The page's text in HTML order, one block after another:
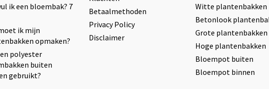
ik een bloembak? 7
ik mijn
opmaken?
polyester
buiten
gebruikt?
Betaalmethoden
Privacy Policy
Disclaimer
Witte plantenbakken
Betonlook
Grote plantenbakken
Hoge plantenbakken
Bloempot buiten
Bloempot binnen